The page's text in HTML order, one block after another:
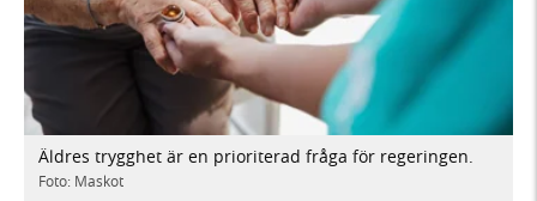
Äldres trygghet är en prioriterad fråga för regeringen.
Foto: Maskot